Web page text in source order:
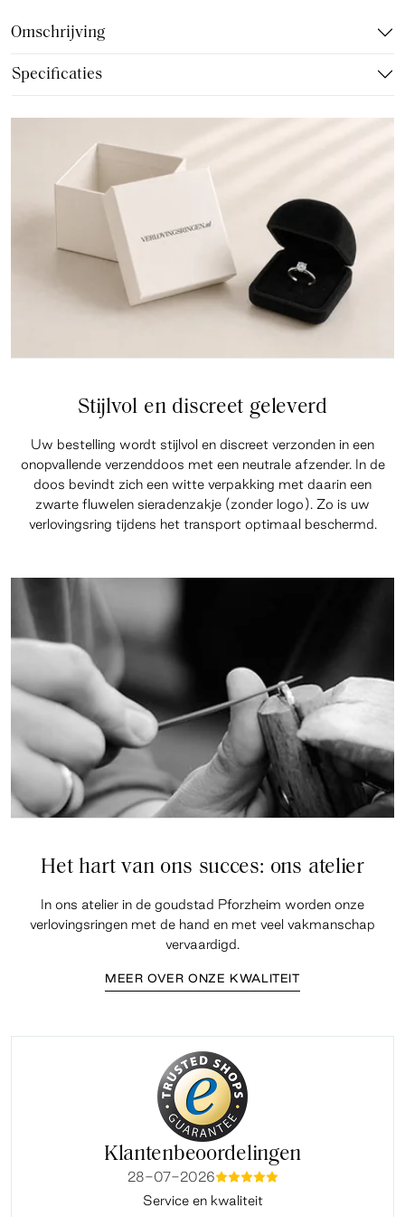
Omschrijving
Specificaties
Stijlvol en discreet geleverd
Uw bestelling wordt stijlvol en discreet verzonden in een
onopvallende verzenddoos met een neutrale afzender. In de
doos bevindt zich een witte verpakking met daarin een
zwarte fluwelen sieradenzakje (zonder logo). Zo is uw
verlovingsring tijdens het transport optimaal beschermd.
Het hart van ons succes: ons atelier
In ons atelier in de goudstad Pforzheim worden onze
verlovingsringen met de hand en met veel vakmanschap
vervaardigd.
MEER OVER ONZE KWALITEIT
Klantenbeoordelingen
28-07-2026mmmmm
Service en kwaliteit